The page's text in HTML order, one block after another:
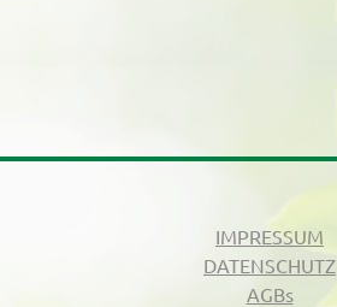
IMPRESSUM
DATENSCHUTZ
AGBs